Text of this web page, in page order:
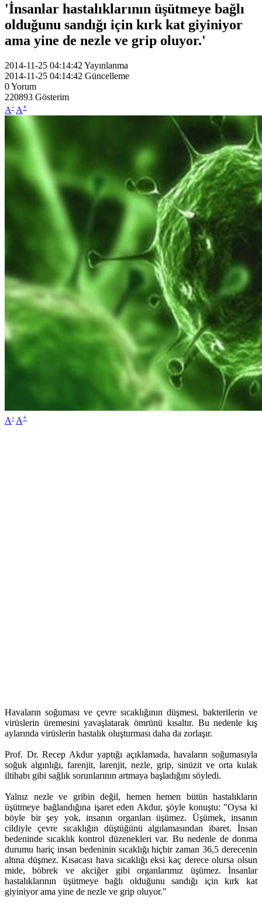
'İnsanlar hastalıklarının üşütmeye bağlı
olduğunu sandığı için kırk kat giyiniyor
ama yine de nezle ve grip oluyor.'
2014-11-25 04:14:42 Yayınlanma
2014-11-25 04:14:42 Güncelleme
0Yorum
220893 Gösterim
A- A+
A- A+
Havaların soğuması ve çevre sıcaklığının düşmesi, bakterilerin ve
virüslerin üremesini yavaşlatarak ömrünü kısaltır. Bu nedenle kış
aylarında virüslerin hastalık oluşturması daha da zorlaşır.
Prof. Dr. Recep Akdur yaptığı açıklamada, havaların soğumasıyla
soğuk algınlığı, farenjit, larenjit, nezle, grip, sinüzit ve orta kulak
iltihabı gibi sağlık sorunlarının artmaya başladığını söyledi.
Yalnız nezle ve gribin değil, hemen hemen bütün hastalıkların
üşütmeye bağlandığına işaret eden Akdur, şöyle konuştu: "Oysa ki
böyle bir şey yok, insanın organları üşümez. Üşümek, insanın
cildiyle çevre sıcaklığın düştüğünü algılamasından ibaret. İnsan
bedeninde sıcaklık kontrol düzenekleri var. Bu nedenle de donma
durumu hariç insan bedeninin sıcaklığı hiçbir zaman 36,5 derecenin
altına düşmez. Kısacası hava sıcaklığı eksi kaç derece olursa olsun
mide, böbrek ve akciğer gibi organlarımız üşümez. İnsanlar
hastalıklarının üşütmeye bağlı olduğunu sandığı için kırk kat
giyiniyor ama yine de nezle ve grip oluyor."